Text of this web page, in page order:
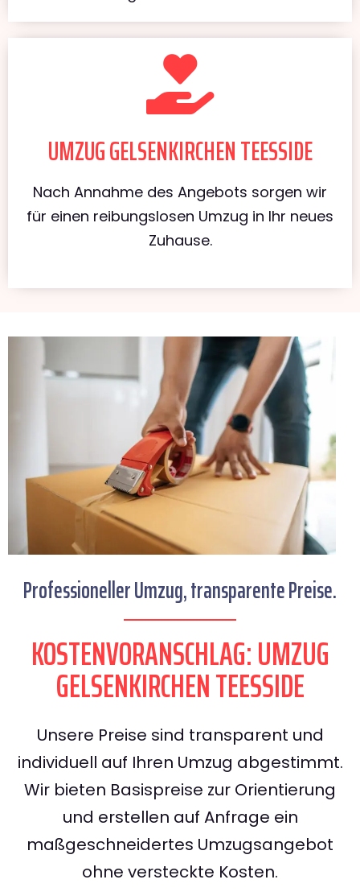
UMZUG GELSENKIRCHEN TEESSIDE
Nach Annahme des Angebots sorgen wir
für einen reibungslosen Umzug in Ihr neues
Zuhause.
Professioneller Umzug, transparente Preise.
KOSTENVORANSCHLAG: UMZUG
GELSENKIRCHEN TEESSIDE
Unsere Preise sind transparent und
individuell auf Ihren Umzug abgestimmt.
Wir bieten Basispreise zur Orientierung
und erstellen auf Anfrage ein
maßgeschneidertes Umzugsangebot
ohne versteckte Kosten.